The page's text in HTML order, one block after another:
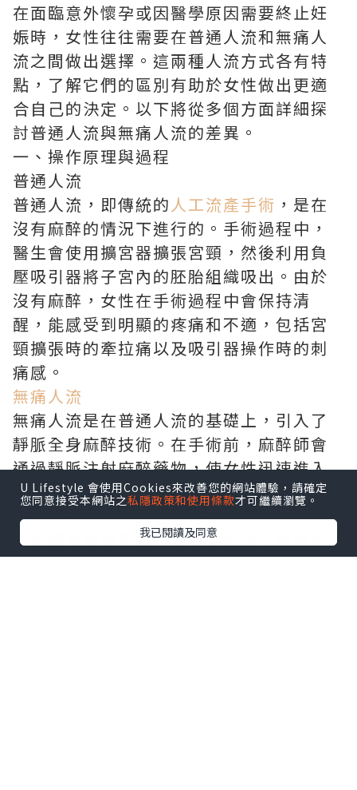
在面臨意外懷孕或因醫學原因需要終止妊
娠時，女性往往需要在普通人流和無痛人
流之間做出選擇。這兩種人流方式各有特
點，了解它們的區別有助於女性做出更適
合自己的決定。以下將從多個方面詳細探
討普通人流與無痛人流的差異。
一、操作原理與過程
普通人流
普通人流，即傳統的人工流產手術 ，是在
沒有麻醉的情況下進行的。手術過程中，
醫生會使用擴宮器擴張宮頸，然後利用負
壓吸引器將子宮內的胚胎組織吸出。由於
沒有麻醉，女性在手術過程中會保持清
醒，能感受到明顯的疼痛和不適，包括宮
頸擴張時的牽拉痛以及吸引器操作時的刺
痛感。
無痛人流
無痛人流是在普通人流的基礎上，引入了
靜脈全身麻醉技術。在手術前，麻醉師會
通過靜脈注射麻醉藥物，使女性迅速進入
睡眠狀態，在無痛、無意識的狀態下完成
手術。整個手術過程與普通人流相似，醫
生同樣會擴張宮頸、使用負壓吸引器吸出
胚胎組織，但女性因處於麻醉狀態，不會
U Lifestyle 會使用Cookies來改善您的網站體驗，請確定
您同意接受本網站之私隱政策和使用條款才可繼續瀏覽。
我已閱讀及同意